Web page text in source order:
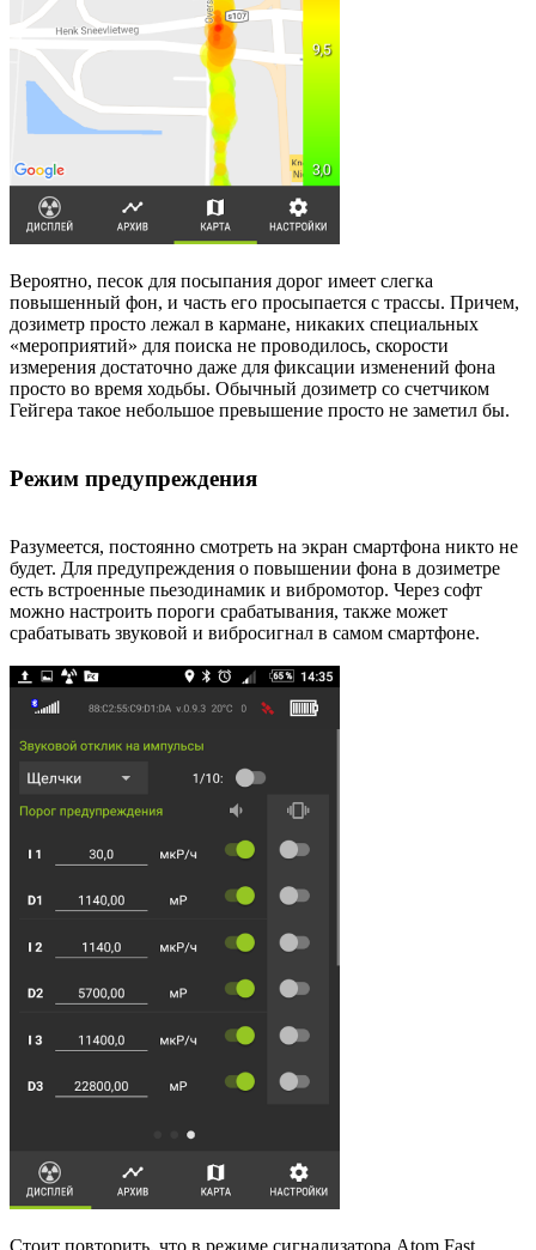
Вероятно, песок для посыпания дорог имеет слегка
повышенный фон, и часть его просыпается с трассы. Причем,
дозиметр просто лежал в кармане, никаких специальных
«мероприятий» для поиска не проводилось, скорости
измерения достаточно даже для фиксации изменений фона
просто во время ходьбы. Обычный дозиметр со счетчиком
Гейгера такое небольшое превышение просто не заметил бы.
Режим предупреждения
Разумеется, постоянно смотреть на экран смартфона никто не
будет. Для предупреждения о повышении фона в дозиметре
есть встроенные пьезодинамик и вибромотор. Через софт
можно настроить пороги срабатывания, также может
срабатывать звуковой и вибросигнал в самом смартфоне.